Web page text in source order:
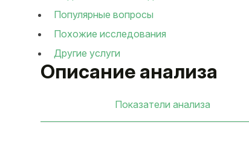
Описание анализа
Показатели анализа
Популярные вопросы
Похожие исследования
Другие услуги